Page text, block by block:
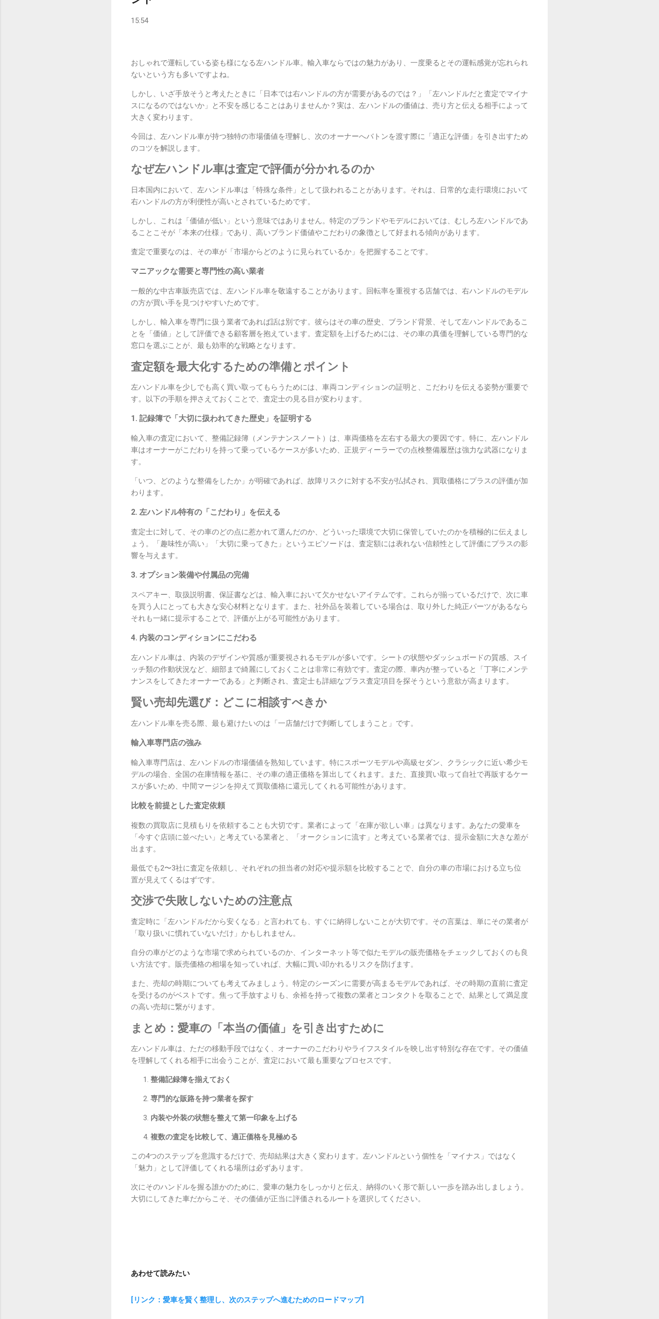
15:54
おしゃれで運転している姿も様になる左ハンドル車。輸入車ならではの魅力があり、一度乗るとその運転感覚が忘れられ
ないという方も多いですよね。
しかし、いざ手放そうと考えたときに「日本では右ハンドルの方が需要があるのでは？」「左ハンドルだと査定でマイナ
スになるのではないか」と不安を感じることはありませんか？実は、左ハンドルの価値は、売り方と伝える相手によって
大きく変わります。
今回は、左ハンドル車が持つ独特の市場価値を理解し、次のオーナーへバトンを渡す際に「適正な評価」を引き出すため
のコツを解説します。
なぜ左ハンドル車は査定で評価が分かれるのか
日本国内において、左ハンドル車は「特殊な条件」として扱われることがあります。それは、日常的な走行環境において
右ハンドルの方が利便性が高いとされているためです。
しかし、これは「価値が低い」という意味ではありません。特定のブランドやモデルにおいては、むしろ左ハンドルであ
ることこそが「本来の仕様」であり、高いブランド価値やこだわりの象徴として好まれる傾向があります。
査定で重要なのは、その車が「市場からどのように見られているか」を把握することです。
マニアックな需要と専門性の高い業者
一般的な中古車販売店では、左ハンドル車を敬遠することがあります。回転率を重視する店舗では、右ハンドルのモデル
の方が買い手を見つけやすいためです。
しかし、輸入車を専門に扱う業者であれば話は別です。彼らはその車の歴史、ブランド背景、そして左ハンドルであるこ
とを「価値」として評価できる顧客層を抱えています。査定額を上げるためには、その車の真価を理解している専門的な
窓口を選ぶことが、最も効率的な戦略となります。
査定額を最大化するための準備とポイント
左ハンドル車を少しでも高く買い取ってもらうためには、車両コンディションの証明と、こだわりを伝える姿勢が重要で
す。以下の手順を押さえておくことで、査定士の見る目が変わります。
1. 記録簿で「大切に扱われてきた歴史」を証明する
輸入車の査定において、整備記録簿（メンテナンスノート）は、車両価格を左右する最大の要因です。特に、左ハンドル
車はオーナーがこだわりを持って乗っているケースが多いため、正規ディーラーでの点検整備履歴は強力な武器になりま
す。
「いつ、どのような整備をしたか」が明確であれば、故障リスクに対する不安が払拭され、買取価格にプラスの評価が加
わります。
2. 左ハンドル特有の「こだわり」を伝える
査定士に対して、その車のどの点に惹かれて選んだのか、どういった環境で大切に保管していたのかを積極的に伝えまし
ょう。「趣味性が高い」「大切に乗ってきた」というエピソードは、査定額には表れない信頼性として評価にプラスの影
響を与えます。
3. オプション装備や付属品の完備
スペアキー、取扱説明書、保証書などは、輸入車において欠かせないアイテムです。これらが揃っているだけで、次に車
を買う人にとっても大きな安心材料となります。また、社外品を装着している場合は、取り外した純正パーツがあるなら
それも一緒に提示することで、評価が上がる可能性があります。
4. 内装のコンディションにこだわる
左ハンドル車は、内装のデザインや質感が重要視されるモデルが多いです。シートの状態やダッシュボードの質感、スイ
ッチ類の作動状況など、細部まで綺麗にしておくことは非常に有効です。査定の際、車内が整っていると「丁寧にメンテ
ナンスをしてきたオーナーである」と判断され、査定士も詳細なプラス査定項目を探そうという意欲が高まります。
賢い売却先選び：どこに相談すべきか
左ハンドル車を売る際、最も避けたいのは「一店舗だけで判断してしまうこと」です。
輸入車専門店の強み
輸入車専門店は、左ハンドルの市場価値を熟知しています。特にスポーツモデルや高級セダン、クラシックに近い希少モ
デルの場合、全国の在庫情報を基に、その車の適正価格を算出してくれます。また、直接買い取って自社で再販するケー
スが多いため、中間マージンを抑えて買取価格に還元してくれる可能性があります。
比較を前提とした査定依頼
複数の買取店に見積もりを依頼することも大切です。業者によって「在庫が欲しい車」は異なります。あなたの愛車を
「今すぐ店頭に並べたい」と考えている業者と、「オークションに流す」と考えている業者では、提示金額に大きな差が
出ます。
最低でも2〜3社に査定を依頼し、それぞれの担当者の対応や提示額を比較することで、自分の車の市場における立ち位
置が見えてくるはずです。
交渉で失敗しないための注意点
査定時に「左ハンドルだから安くなる」と言われても、すぐに納得しないことが大切です。その言葉は、単にその業者が
「取り扱いに慣れていないだけ」かもしれません。
自分の車がどのような市場で求められているのか、インターネット等で似たモデルの販売価格をチェックしておくのも良
い方法です。販売価格の相場を知っていれば、大幅に買い叩かれるリスクを防げます。
また、売却の時期についても考えてみましょう。特定のシーズンに需要が高まるモデルであれば、その時期の直前に査定
を受けるのがベストです。焦って手放すよりも、余裕を持って複数の業者とコンタクトを取ることで、結果として満足度
の高い売却に繋がります。
まとめ：愛車の「本当の価値」を引き出すために
左ハンドル車は、ただの移動手段ではなく、オーナーのこだわりやライフスタイルを映し出す特別な存在です。その価値
を理解してくれる相手に出会うことが、査定において最も重要なプロセスです。
整備記録簿を揃えておく
専門的な販路を持つ業者を探す
内装や外装の状態を整えて第一印象を上げる
複数の査定を比較して、適正価格を見極める
この4つのステップを意識するだけで、売却結果は大きく変わります。左ハンドルという個性を「マイナス」ではなく
「魅力」として評価してくれる場所は必ずあります。
次にそのハンドルを握る誰かのために、愛車の魅力をしっかりと伝え、納得のいく形で新しい一歩を踏み出しましょう。
大切にしてきた車だからこそ、その価値が正当に評価されるルートを選択してください。
あわせて読みたい
[リンク：愛車を賢く整理し、次のステップへ進むためのロードマップ]